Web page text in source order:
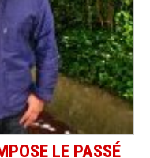
LE PASSÉ